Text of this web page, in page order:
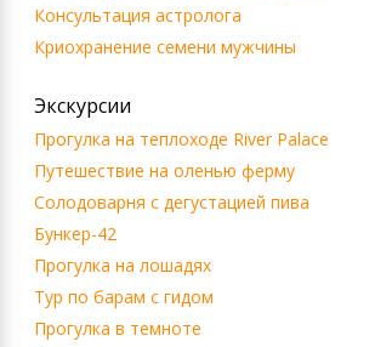
Консультация астролога
Криохранение семени мужчины
Экскурсии
Прогулка на теплоходе River Palace
Путешествие на оленью ферму
Солодоварня с дегустацией пива
Бункер-42
Прогулка на лошадях
Тур по барам с гидом
Прогулка в темноте